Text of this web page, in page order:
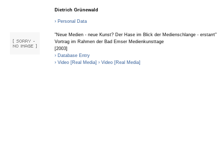
Dietrich Grünewald
› Personal Data
"Neue Medien - neue Kunst? Der Hase im Blick der Medienschlange - erstarrt"
Vortrag im Rahmen der Bad Emser Medienkunsttage
[2003]
› Database Entry
› Video [Real Media] › Video [Real Media]